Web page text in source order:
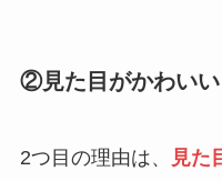
②見た目がかわいい
2つ目の理由は、 見た